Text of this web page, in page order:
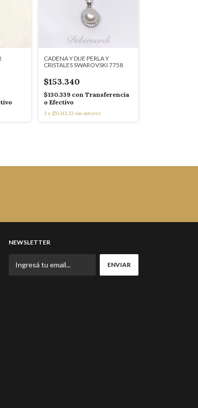
CADENA Y DIJE PERLA Y
CRISTALES SWAROVSKI 7758
$153.340
$130.339 con Transferencia
o Efectivo
3 x $51.113,33 sin interés
NEWSLETTER